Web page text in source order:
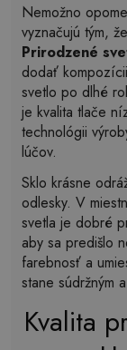
Nemožno
vyznačujú tým,
Prirodzené
dodať
svetlo po dlhé
je kvalita tlače
technológii
lúčov.
Sklo krásne
odlesky. V
svetla je dobré
aby sa predišlo
farebnosť a
stane súdržným
Kvalita